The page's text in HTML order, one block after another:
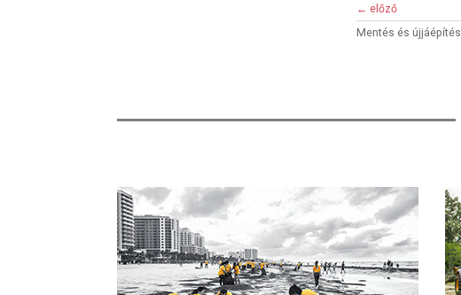
← előző
Mentés és újjáépítés